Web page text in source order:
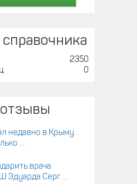
2350
0
недавно в Крыму.
...
врача
Эдуарда Серг ...